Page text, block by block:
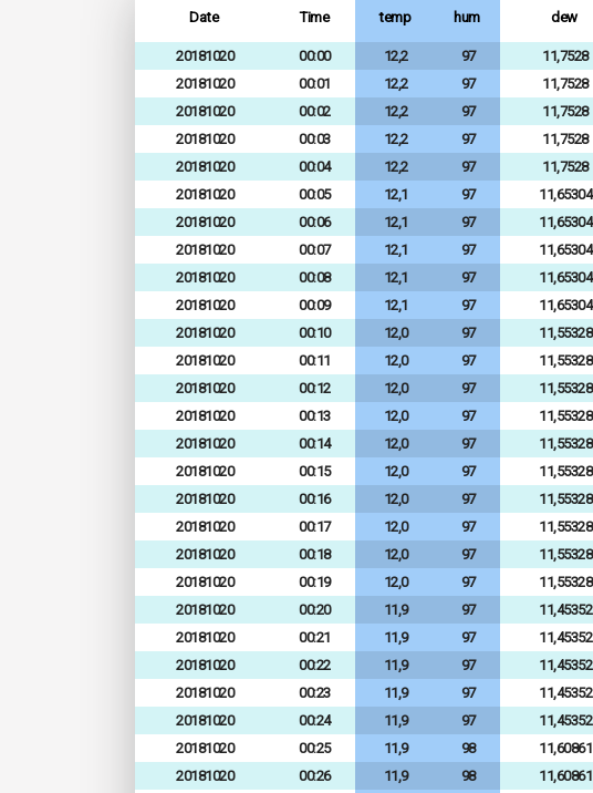
Date Time temp hum dew
20181020 00:00 12,2 97 11,7528
20181020
00:01 12,2 97 11,7528
20181020
00:02 12,2 97 11,7528
20181020
00:03 12,2 97 11,7528
20181020
00:04 12,2 97 11,7528
20181020
00:05 12,1 97 11,65304
20181020
00:06 12,1 97 11,65304
20181020
00:07 12,1 97 11,65304
20181020
00:08 12,1 97 11,65304
20181020
00:09 12,1 97 11,65304
20181020
00:10 12,0 97 11,55328
20181020
00:11 12,0 97 11,55328
20181020
00:12 12,0 97 11,55328
20181020
00:13 12,0 97 11,55328
20181020
00:14 12,0 97 11,55328
20181020
00:15 12,0 97 11,55328
20181020
00:16 12,0 97 11,55328
20181020
00:17 12,0 97 11,55328
20181020
00:18 12,0 97 11,55328
20181020
00:19 12,0 97 11,55328
20181020
00:20 11,9 97 11,45352
20181020
00:21 11,9 97 11,45352
20181020
00:22 11,9 97 11,45352
20181020
00:23 11,9 97 11,45352
20181020
00:24 11,9 97 11,45352
20181020
00:25 11,9 98 11,60861
20181020
00:26 11,9 98 11,60861